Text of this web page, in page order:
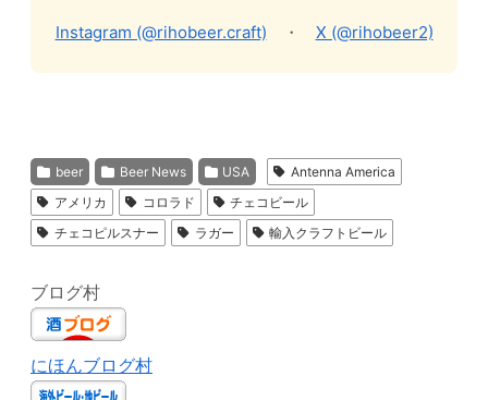
Instagram (@rihobeer.craft) ・ X (@rihobeer2)
beer Beer News USA
Antenna America
アメリカ
コロラド
チェコビール
チェコピルスナー
ラガー 輸入クラフトビール
ブログ村
にほんブログ村